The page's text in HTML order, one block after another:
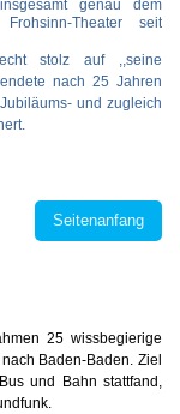
genau dem
Theater seit
stolz auf ,,seine
nach 25 Jahren
und zugleich
Seitenanfang
25 wissbegierige
Baden-Baden. Ziel
und Bahn stattfand,